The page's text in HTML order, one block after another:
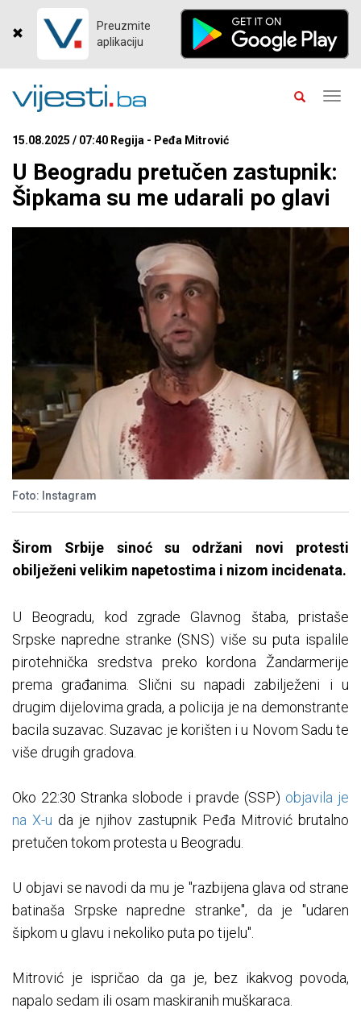
Preuzmite
aplikaciju
15.08.2025 / 07:40 Regija - Peđa Mitrović
U Beogradu pretučen zastupnik:
Šipkama su me udarali po glavi
Foto: Instagram
Širom Srbije sinoć su održani novi protesti
obilježeni velikim napetostima i nizom incidenata.
U Beogradu, kod zgrade Glavnog štaba, pristaše
Srpske napredne stranke (SNS) više su puta ispalile
pirotehnička sredstva preko kordona Žandarmerije
prema građanima. Slični su napadi zabilježeni i u
drugim dijelovima grada, a policija je na demonstrante
bacila suzavac. Suzavac je korišten i u Novom Sadu te
više drugih gradova.
Oko 22:30 Stranka slobode i pravde (SSP) objavila je
na X-u da je njihov zastupnik Peđa Mitrović brutalno
pretučen tokom protesta u Beogradu.
U objavi se navodi da mu je "razbijena glava od strane
batinaša Srpske napredne stranke", da je "udaren
šipkom u glavu i nekoliko puta po tijelu".
Mitrović je ispričao da ga je, bez ikakvog povoda,
napalo sedam ili osam maskiranih muškaraca.